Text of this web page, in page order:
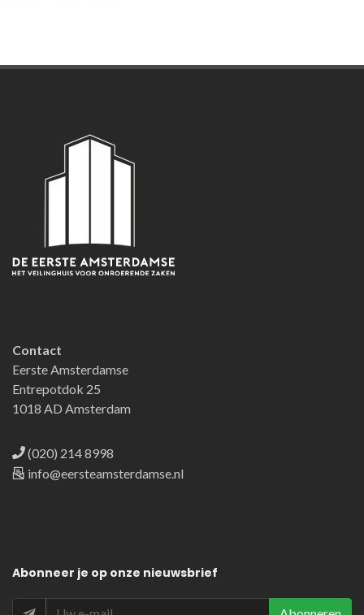
Contact
Eerste Amsterdamse
Entrepotdok 25
1018 AD Amsterdam
(020) 214 8998
info@eersteamsterdamse.nl
Abonneer je op onze nieuwsbrief